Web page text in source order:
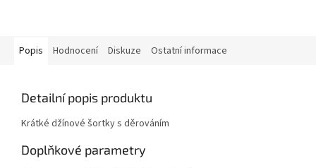
Popis Hodnocení Diskuze Ostatní informace
Detailní popis produktu
Krátké džínové šortky s děrováním
Doplňkové parametry